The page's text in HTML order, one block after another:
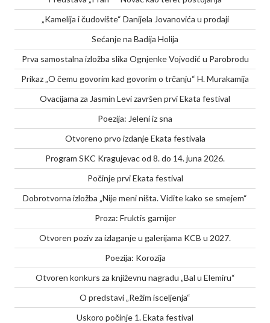
„Kamelija i čudovište“ Danijela Jovanovića u prodaji
Sećanje na Badija Holija
Prva samostalna izložba slika Ognjenke Vojvodić u Parobrodu
Prikaz „O čemu govorim kad govorim o trčanju“ H. Murakamija
Ovacijama za Jasmin Levi završen prvi Ekata festival
Poezija: Jeleni iz sna
Otvoreno prvo izdanje Ekata festivala
Program SKC Kragujevac od 8. do 14. juna 2026.
Počinje prvi Ekata festival
Dobrotvorna izložba „Nije meni ništa. Vidite kako se smejem“
Proza: Fruktis garnijer
Otvoren poziv za izlaganje u galerijama KCB u 2027.
Poezija: Korozija
Otvoren konkurs za književnu nagradu „Bal u Elemiru“
O predstavi „Režim isceljenja“
Uskoro počinje 1. Ekata festival